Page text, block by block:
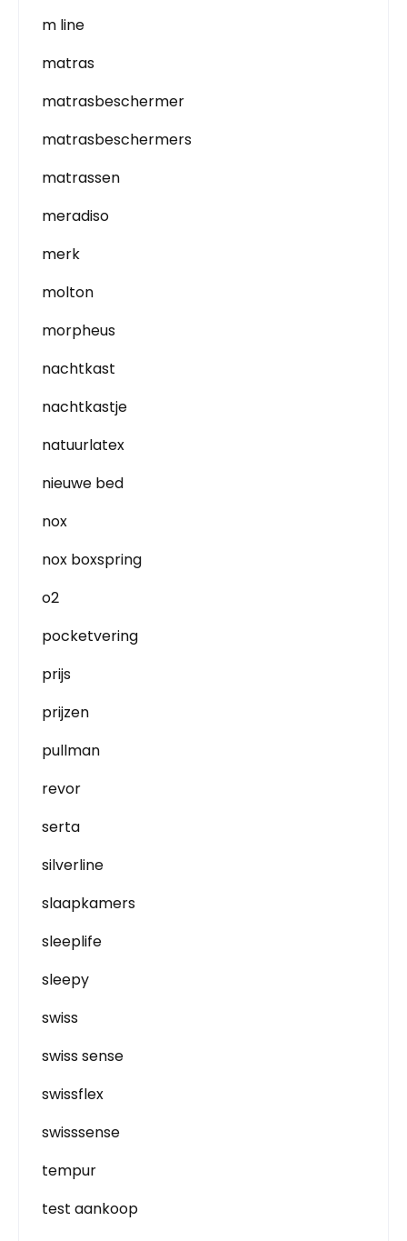
m line
matras
matrasbeschermer
matrasbeschermers
matrassen
meradiso
merk
molton
morpheus
nachtkast
nachtkastje
natuurlatex
nieuwe bed
nox
nox boxspring
o2
pocketvering
prijs
prijzen
pullman
revor
serta
silverline
slaapkamers
sleeplife
sleepy
swiss
swiss sense
swissflex
swisssense
tempur
test aankoop